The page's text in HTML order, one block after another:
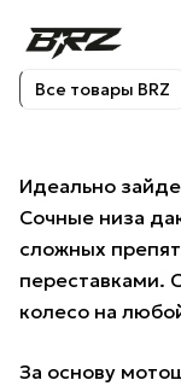
Все товары BRZ
Идеально
Сочные низа
сложных
переставками.
колесо на
За основу